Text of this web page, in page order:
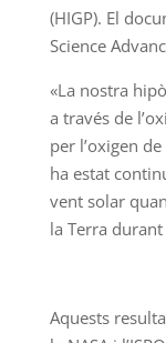
(HIGP). El
Science
«La nostra
a través de
per l’oxigen
ha estat
vent solar
la Terra
Aquests